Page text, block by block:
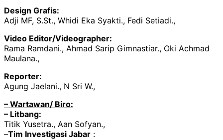
Design Grafis:
Adji MF, S.St., Whidi Eka Syakti., Fedi Setiadi.,
Video Editor/Videographer:
Rama Ramdani., Ahmad Sarip Gimnastiar., Oki Achmad
Maulana.,
Reporter:
Agung Jaelani., N Sri W.,
– Wartawan/ Biro:
– Litbang:
Titik Yusetra., Aan Sofyan.,
–Tim Investigasi Jabar :